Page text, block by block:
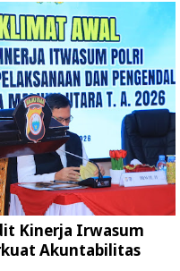
Kinerja Irwasum
Akuntabilitas